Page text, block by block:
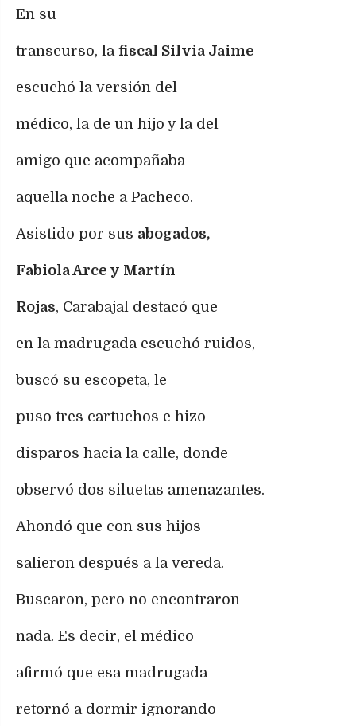
En su
transcurso, la fiscal Silvia Jaime
escuchó la versión del
médico, la de un hijo y la del
amigo que acompañaba
aquella noche a Pacheco.
Asistido por sus abogados,
Fabiola Arce y Martín
Rojas, Carabajal destacó que
en la madrugada escuchó ruidos,
buscó su escopeta, le
puso tres cartuchos e hizo
disparos hacia la calle, donde
observó dos siluetas amenazantes.
Ahondó que con sus hijos
salieron después a la vereda.
Buscaron, pero no encontraron
nada. Es decir, el médico
afirmó que esa madrugada
retornó a dormir ignorando